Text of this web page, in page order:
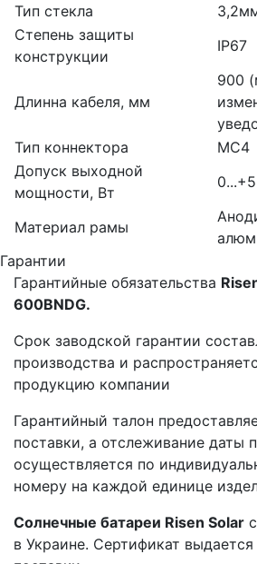
Тип стекла
Степень защиты
конструкции
IP67
Длинна кабеля, мм
900
Тип коннектора
MC4
Допуск выходной
мощности, Вт
0...+5
Материал рамы
Гарантии
Гарантийные обязательства
600BNDG.
Срок заводской гарантии
производства и
продукцию компании
Гарантийный талон
поставки, а отслеживание даты
осуществляется по
номеру на каждой единице
Солнечные батареи Risen Solar
в Украине. Сертификат